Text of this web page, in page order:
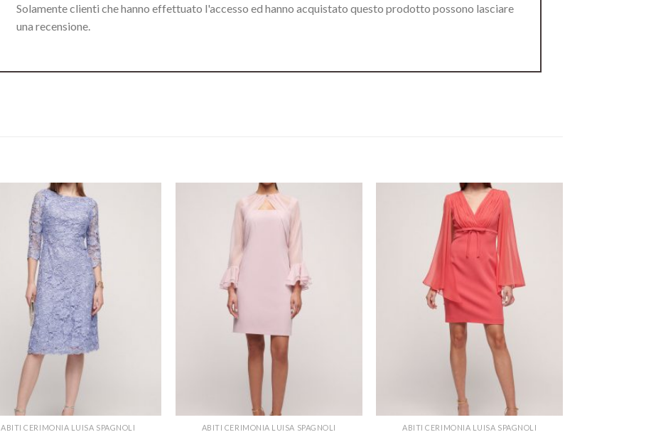
Solamente clienti che hanno effettuato l'accesso ed hanno acquistato questo prodotto possono lasciare
una recensione.
ABITI CERIMONIA LUISA SPAGNOLI ABITI CERIMONIA LUISA SPAGNOLI ABITI CERIMONIA LUISA SPAGNOLI